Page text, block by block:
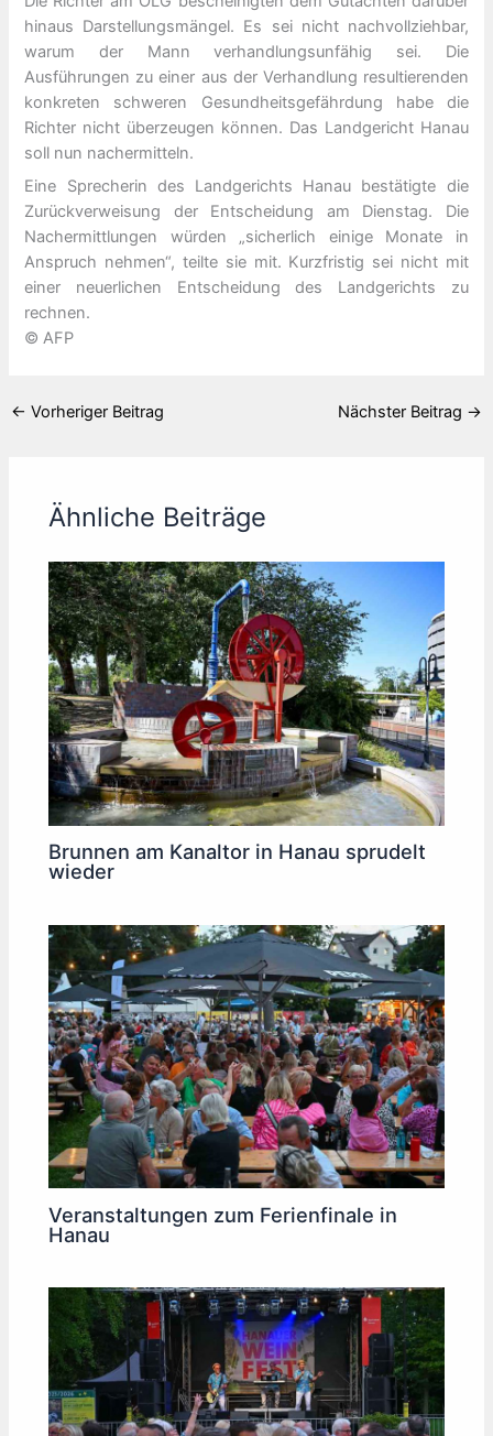
hinaus Darstellungsmängel. Es sei nicht nachvollziehbar,
warum der Mann verhandlungsunfähig sei. Die
Ausführungen zu einer aus der Verhandlung resultierenden
konkreten schweren Gesundheitsgefährdung habe die
Richter nicht überzeugen können. Das Landgericht Hanau
soll nun nachermitteln.
Eine Sprecherin des Landgerichts Hanau bestätigte die
Zurückverweisung der Entscheidung am Dienstag. Die
Nachermittlungen würden „sicherlich einige Monate in
Anspruch nehmen“, teilte sie mit. Kurzfristig sei nicht mit
einer neuerlichen Entscheidung des Landgerichts zu
rechnen.
© AFP
← Vorheriger Beitrag Nächster Beitrag →
Ähnliche Beiträge
Brunnen am Kanaltor in Hanau sprudelt
wieder
Veranstaltungen zum Ferienfinale in
Hanau